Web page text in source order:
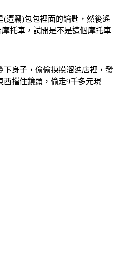
遭竊)包包裡面的鑰匙，然後遙
托車，試開是不是這個摩托車
下身子，偷偷摸摸溜進店裡，發
擋住鏡頭，偷走9千多元現